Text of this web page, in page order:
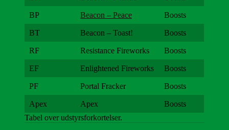
BP Beacon – Peace Boosts
BT Beacon – Toast! Boosts
RF Resistance Fireworks Boosts
EF Enlightened Fireworks Boosts
PF Portal Fracker Boosts
Apex Apex
Boosts
Tabel over udstyrsforkortelser.